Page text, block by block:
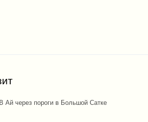
В Ай через пороги в Большой Сатке